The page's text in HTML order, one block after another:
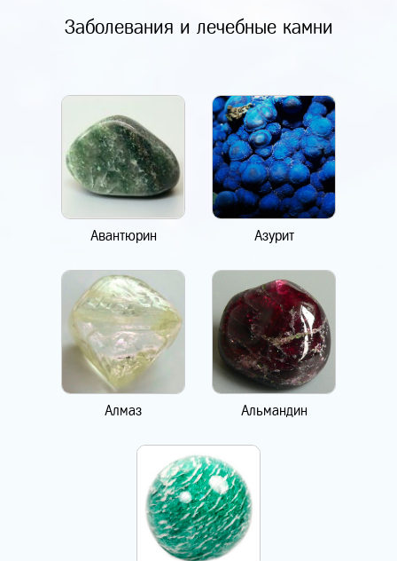
Заболевания и лечебные камни
Авантюрин Азурит
Алмаз Альмандин